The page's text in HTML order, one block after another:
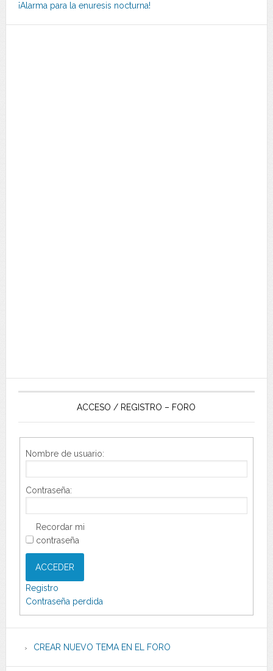
¡Alarma para la enuresis nocturna!
ACCESO / REGISTRO – FORO
Nombre de usuario:
Contraseña:
Recordar mi
contraseña
ACCEDER
Registro
Contraseña perdida
CREAR NUEVO TEMA EN EL FORO